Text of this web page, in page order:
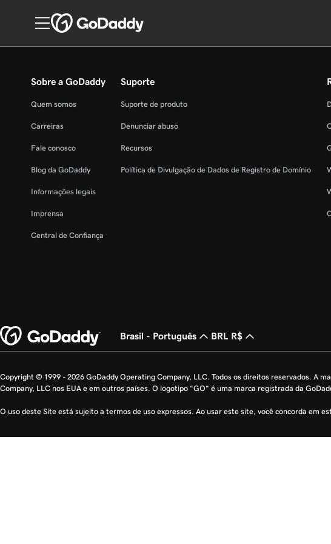
Sobre a GoDaddy
Quem somos
Carreiras
Fale conosco
Blog da GoDaddy
Informações legais
Imprensa
Central de Confiança
Suporte
Suporte de produto
Denunciar abuso
Recursos
Política de Divulgação de Dados de Registro de Domínio
Brasil - Português BRL R$
Copyright © 1999 - 2026 GoDaddy Operating Company, LLC. Todos os direitos reservados. A
Company, LLC nos EUA e em outros países. O logotipo “GO” é uma marca registrada da
O uso deste Site está sujeito a termos de uso expressos. Ao usar este site, você concorda em